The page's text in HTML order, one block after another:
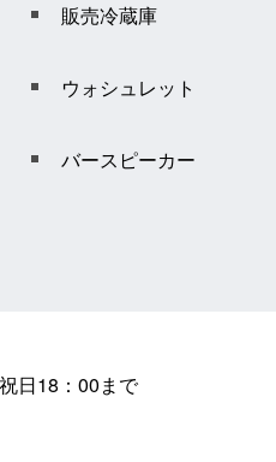
販売冷蔵庫
ウォシュレット
バースピーカー
日18：00まで